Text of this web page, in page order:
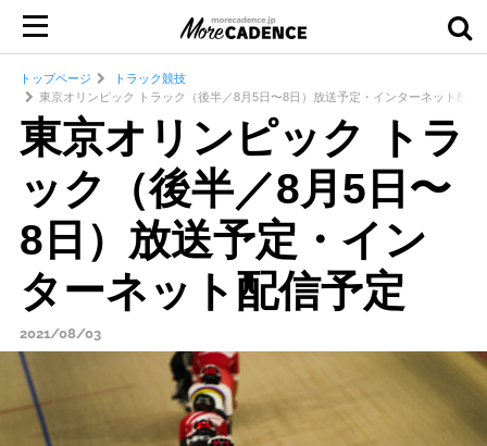
トップページ
トラック競技
東京オリンピック トラック（後半／8月5日〜8日）放送予定・インターネット配信
東京オリンピック トラ
ック（後半／8月5日〜
8日）放送予定・イン
ターネット配信予定
2021/08/03